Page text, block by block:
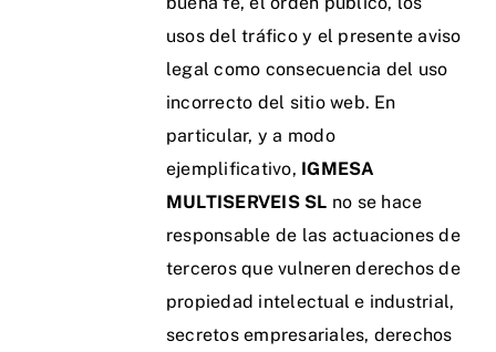
usos del tráfico y el presente aviso
legal como consecuencia del uso
incorrecto del sitio web. En
particular, y a modo
ejemplificativo, IGMESA
MULTISERVEIS SL no se hace
responsable de las actuaciones de
terceros que vulneren derechos de
propiedad intelectual e industrial,
secretos empresariales, derechos